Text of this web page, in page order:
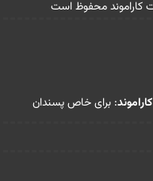
کاراموند: برای خاص پسندان